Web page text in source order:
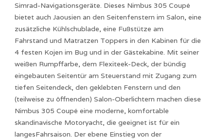
Simrad-Navigationsgeräte. Dieses Nimbus 305 Coupé
bietet auch Jaousien an den Seitenfenstern im Salon, eine
zusätzliche Kühlschublade, eine Fußstütze am
Fahrstand und Matratzen Toppers in den Kabinen für die
4 festen Kojen im Bug und in der Gästekabine. Mit seiner
weißen Rumpffarbe, dem Flexiteek-Deck, der bündig
eingebauten Seitentür am Steuerstand mit Zugang zum
tiefen Seitendeck, den geklebten Fenstern und den
(teilweise zu öffnenden) Salon-Oberlichtern machen diese
Nimbus 305 Coupé eine moderne, komfortable
skandinavische Motoryacht, die geeignet ist für ein
langesFahrsaison. Der ebene Einstieg von der